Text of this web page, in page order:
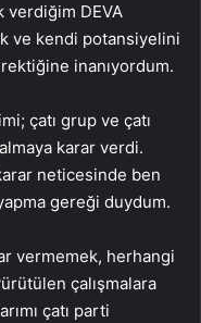
verdiğim DEVA
ve kendi potansiyelini
inanıyordum.
çatı grup ve çatı
karar verdi.
neticesinde ben
gereği duydum.
vermemek, herhangi
çalışmalara
çatı parti